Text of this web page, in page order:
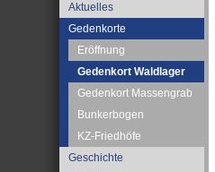
Aktuelles
Gedenkorte
Eröffnung
Gedenkort Waldlager
Gedenkort Massengrab
Bunkerbogen
KZ-Friedhöfe
Geschichte